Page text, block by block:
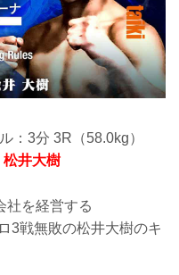
：3分 3R（58.0kg）
松井大樹
社を経営する
3戦無敗の松井大樹のキ